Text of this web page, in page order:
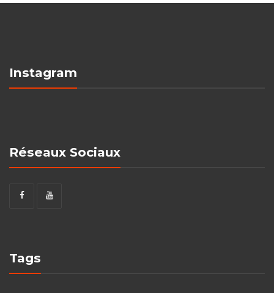
Instagram
Réseaux Sociaux
Tags